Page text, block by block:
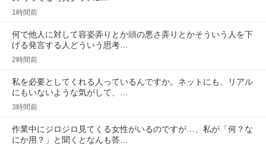
1時間前
何で他人に対して容姿弄りとか頭の悪さ弄りとかそういう人を下
げる発言する人どういう思考…
2時間前
私を必要としてくれる人っているんですか。ネットにも、リアル
にもいないような気がして、…
3時間前
作業中にジロジロ見てくる女性がいるのですが…、私が「何？な
にか用？」と聞くとなんも答…